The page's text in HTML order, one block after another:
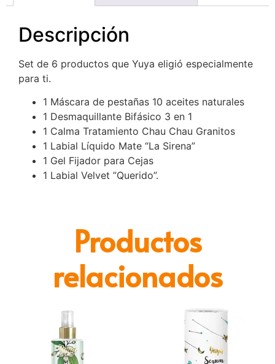
Descripción
Set de 6 productos que Yuya eligió especialmente
para ti.
1 Máscara de pestañas 10 aceites naturales
1 Desmaquillante Bifásico 3 en 1
1 Calma Tratamiento Chau Chau Granitos
1 Labial Líquido Mate “La Sirena”
1 Gel Fijador para Cejas
1 Labial Velvet ”Querido”.
Productos
relacionados